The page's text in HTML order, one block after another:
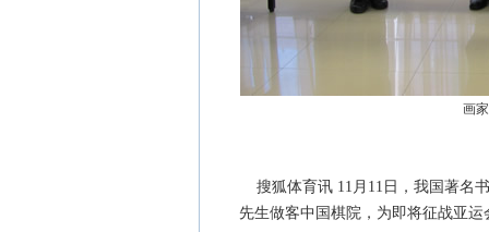
画
搜狐体育讯 11月11日，我国著名
先生做客中国棋院，为即将征战亚运